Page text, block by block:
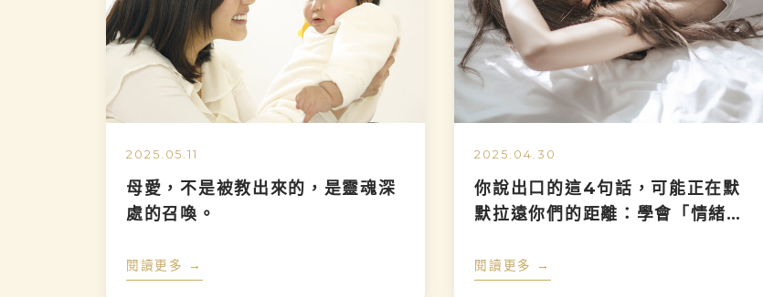
2025.05.11
母愛，不是被教出來的，是靈魂深
處的召喚。
閱讀更多 →
2025.04.30
你說出口的這4句話，可能正在默
默拉遠你們的距離：學會「情緒轉
閱讀更多 →